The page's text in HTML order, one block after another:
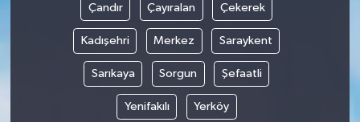
Çandır Çayıralan Çekerek
Kadışehri Merkez Saraykent
Sarıkaya Sorgun Şefaatli
Yenifakılı Yerköy